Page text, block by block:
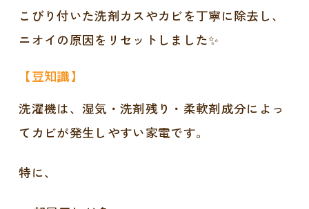
こびり付いた洗剤カスやカビを丁寧に除去し、
ニオイの原因をリセットしました✨
【豆知識】
洗濯機は、湿気・洗剤残り・柔軟剤成分によっ
てカビが発生しやすい家電です。
特に、